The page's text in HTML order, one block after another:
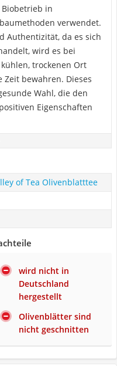
in
verwendet.
Authentizität, da es sich
wird es bei
trockenen Ort
Zeit bewahren. Dieses
Wahl, die den
Eigenschaften
of Tea Olivenblatttee
wird nicht in
Deutschland
hergestellt
Olivenblätter sind
nicht geschnitten